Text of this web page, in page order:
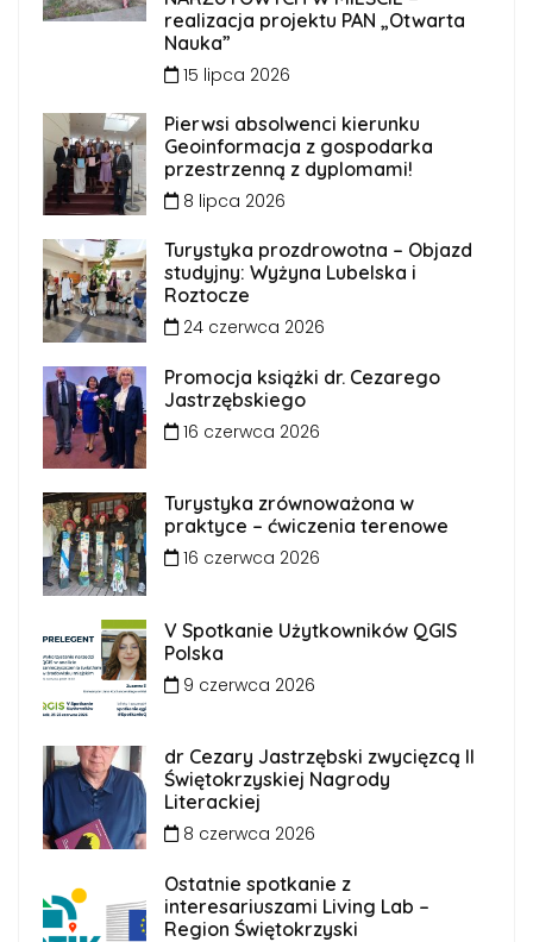
realizacja projektu PAN „Otwarta
Nauka”
15 lipca 2026
Pierwsi absolwenci kierunku
Geoinformacja z gospodarka
przestrzenną z dyplomami!
8 lipca 2026
Turystyka prozdrowotna – Objazd
studyjny: Wyżyna Lubelska i
Roztocze
24 czerwca 2026
Promocja książki dr. Cezarego
Jastrzębskiego
16 czerwca 2026
Turystyka zrównoważona w
praktyce – ćwiczenia terenowe
16 czerwca 2026
V Spotkanie Użytkowników QGIS
Polska
9 czerwca 2026
dr Cezary Jastrzębski zwycięzcą II
Świętokrzyskiej Nagrody
Literackiej
8 czerwca 2026
Ostatnie spotkanie z
interesariuszami Living Lab –
Region Świętokrzyski